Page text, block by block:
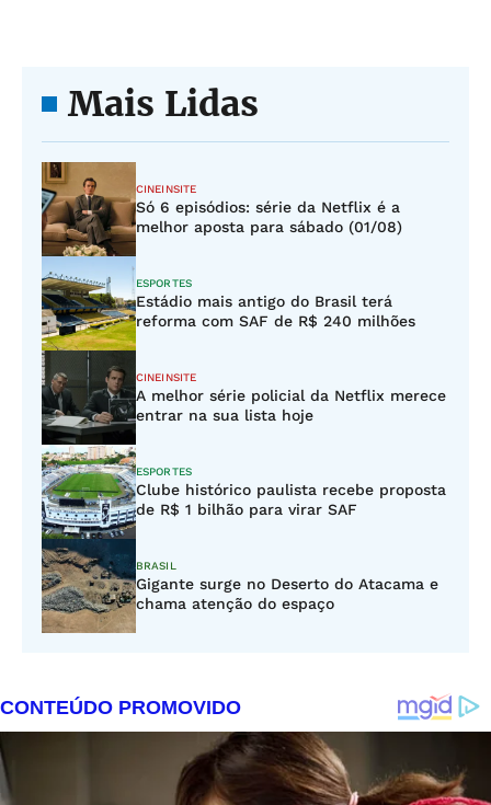
Mais Lidas
CINEINSITE
Só 6 episódios: série da Netflix é a
melhor aposta para sábado (01/08)
ESPORTES
Estádio mais antigo do Brasil terá
reforma com SAF de R$ 240 milhões
CINEINSITE
A melhor série policial da Netflix merece
entrar na sua lista hoje
ESPORTES
Clube histórico paulista recebe proposta
de R$ 1 bilhão para virar SAF
BRASIL
Gigante surge no Deserto do Atacama e
chama atenção do espaço